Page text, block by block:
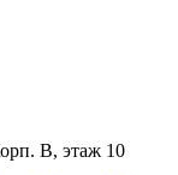
В, этаж 10